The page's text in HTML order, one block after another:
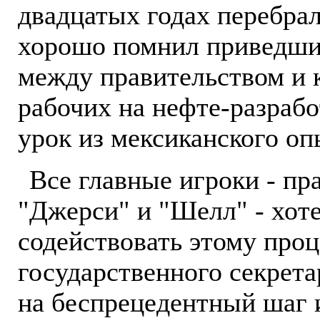
двадцатых годах
хорошо помнил
между правительством и
рабочих на нефте-
урок из мексиканского
Все главные игроки -
"Джерси" и "Шелл" -
содействовать этому
государственного
на беспрецедентный шаг